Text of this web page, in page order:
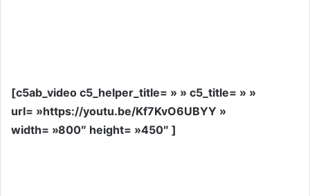
[c5ab_video c5_helper_title= » » c5_title= » »
url= »https://youtu.be/Kf7KvO6UBYY »
width= »800″ height= »450″ ]